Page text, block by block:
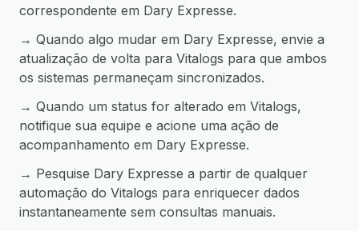
correspondente em Dary Expresse.
→ Quando algo mudar em Dary Expresse, envie a
atualização de volta para Vitalogs para que ambos
os sistemas permaneçam sincronizados.
→ Quando um status for alterado em Vitalogs,
notifique sua equipe e acione uma ação de
acompanhamento em Dary Expresse.
→ Pesquise Dary Expresse a partir de qualquer
automação do Vitalogs para enriquecer dados
instantaneamente sem consultas manuais.